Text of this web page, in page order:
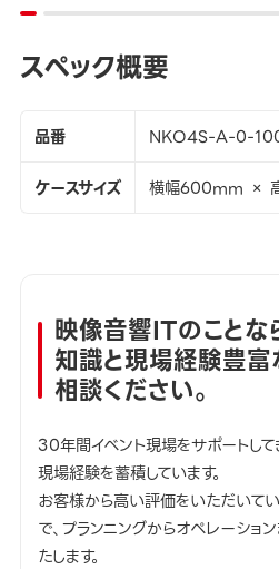
スペック概要
品番
NKO4S-A-0-
ケースサイズ
横幅600mm ×
映像音響ITのことな
知識と現場経験豊富
相談ください。
30年間イベント現場をサポートし
現場経験を蓄積しています。
お客様から高い評価をいただいて
で、プランニングからオペレーショ
たします。